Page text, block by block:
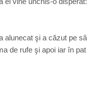
alunecat şi a căzut pe
de rufe şi apoi iar în